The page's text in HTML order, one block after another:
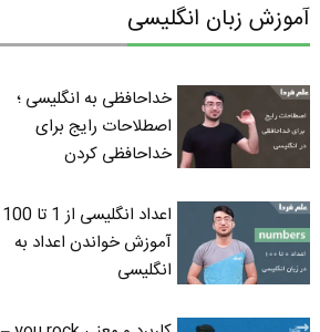
آموزش زبان انگلیسی
خداحافظی به انگلیسی ؛
اصطلاحات رایج برای
خداحافظی کردن
آموزش خواندن اعداد به
انگلیسی